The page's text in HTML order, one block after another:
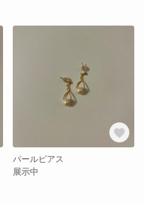
パールピアス
展示中